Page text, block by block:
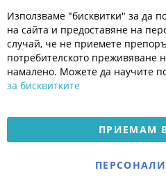
Полезно
Общи условия
Политика за поверителност
Платформа за OPC
Доставка и плащане
Електронен магазин
разработен и поддържан
Използваме "бисквитки" за да
на сайта и предоставяне на
случай, че не приемете
потребителското преживяване
намалено. Можете да научите
за бисквитките
ПРИЕМАМ